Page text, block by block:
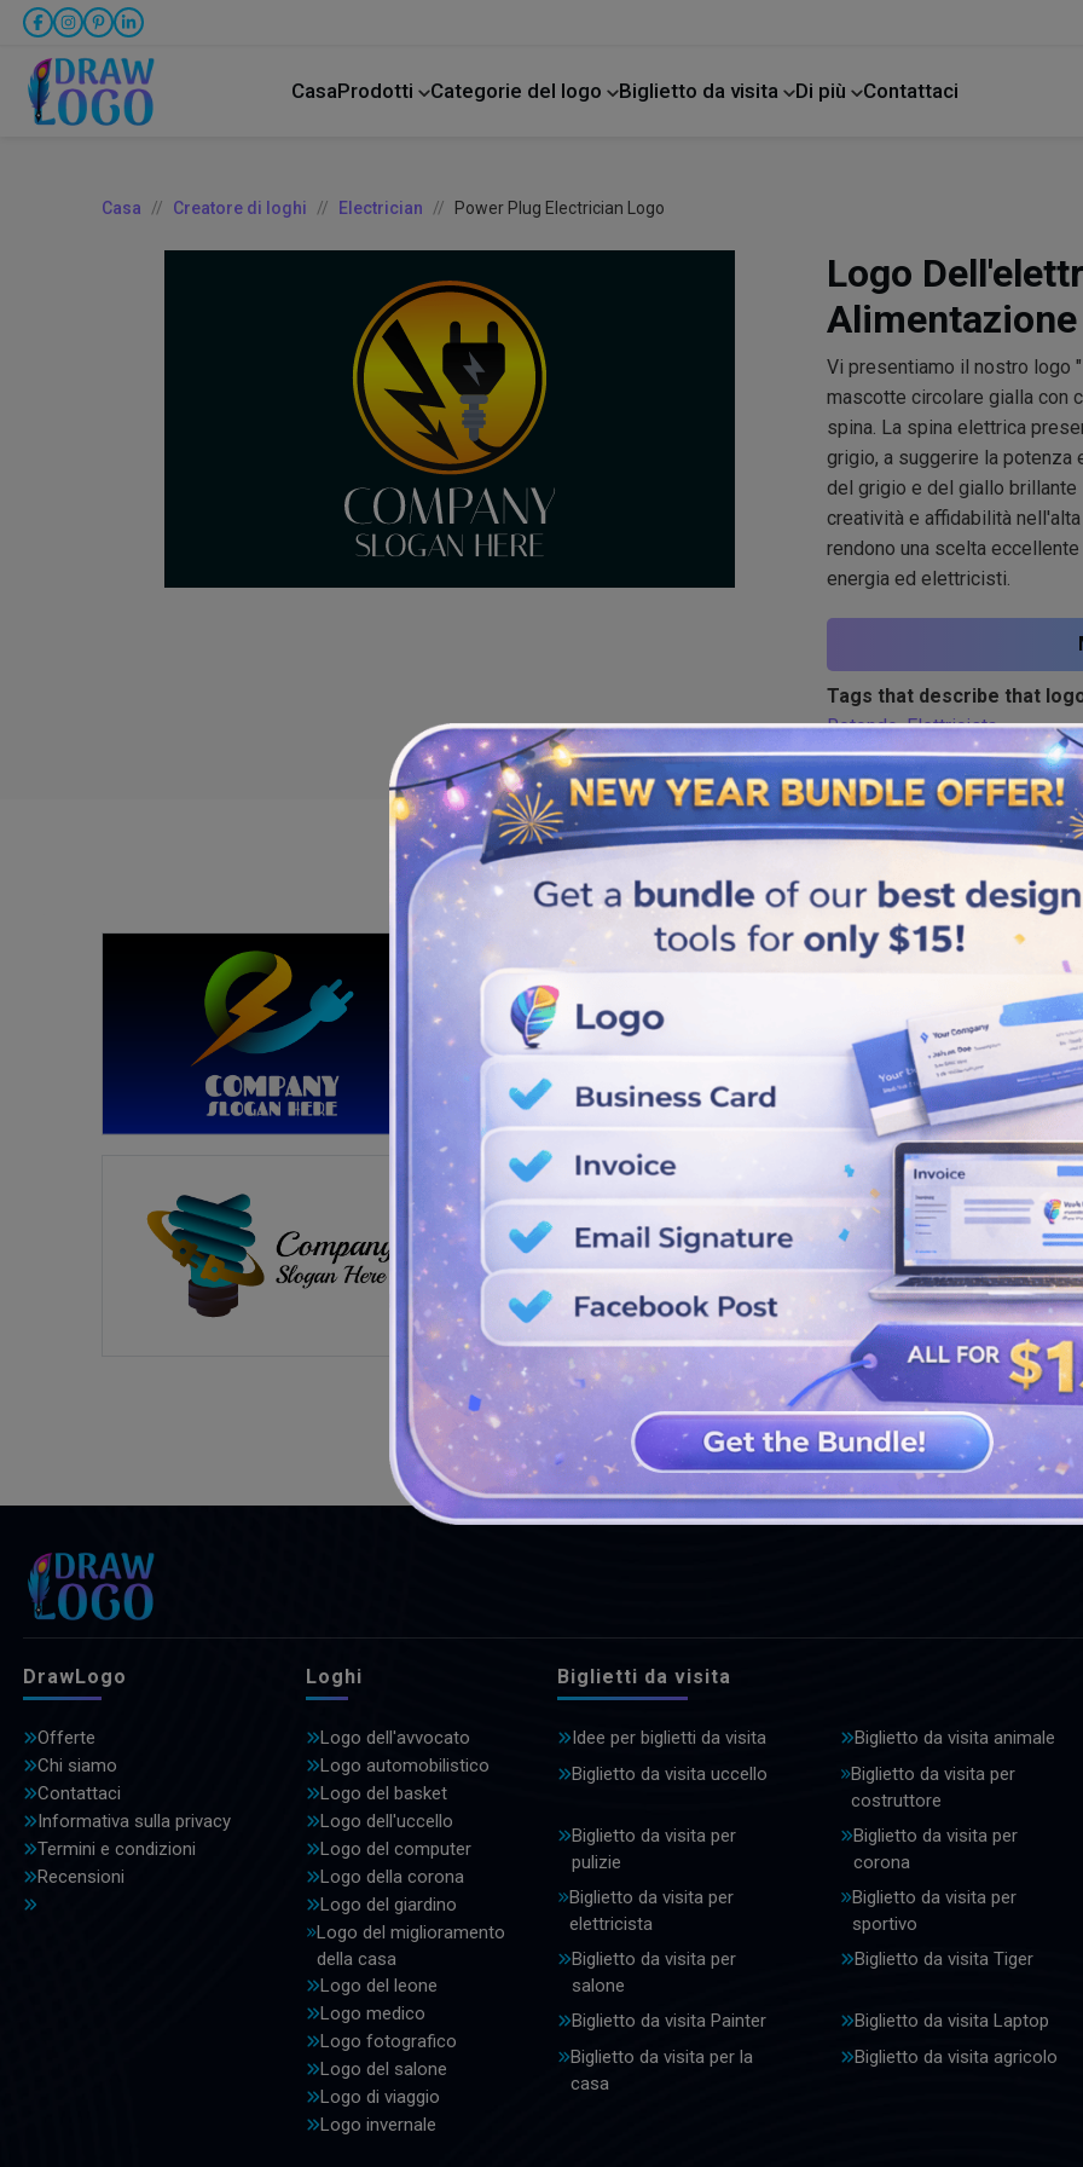
CasaProdotti Categorie del logo Biglietto da visita Di più Contattaci
Casa Creatore di loghi Electrician Power Plug Electrician Logo
Logo
Alimentazione
Vi presentiamo il nostro logo
mascotte circolare gialla con
spina. La spina elettrica
grigio, a suggerire la potenza
del grigio e del giallo brillante
creatività e affidabilità
rendono una scelta
energia ed elettricisti.
Tags that describe that
Rotondo ,Elettricista
Similar logos
GUARDA PIÙ DISEGNI
DrawLogo
Offerte
Chi siamo
Contattaci
Informativa sulla privacy
Termini e condizioni
Recensioni
Loghi
Logo dell'avvocato
Logo automobilistico
Logo del basket
Logo dell'uccello
Logo del computer
Logo della corona
Logo del giardino
Logo del miglioramento
della casa
Logo del leone
Logo medico
Logo fotografico
Logo del salone
Logo di viaggio
Logo invernale
Biglietti da visita
Idee per biglietti da visita
Biglietto da visita animale
Biglietto da visita uccello
Biglietto da visita per
costruttore
Biglietto da visita per
pulizie
Biglietto da visita per
corona
Biglietto da visita per
elettricista
Biglietto da visita per
sportivo
Biglietto da visita per
salone
Biglietto da visita Tiger
Biglietto da visita Painter
Biglietto da visita Laptop
Biglietto da visita per la
casa
Biglietto da visita agricolo